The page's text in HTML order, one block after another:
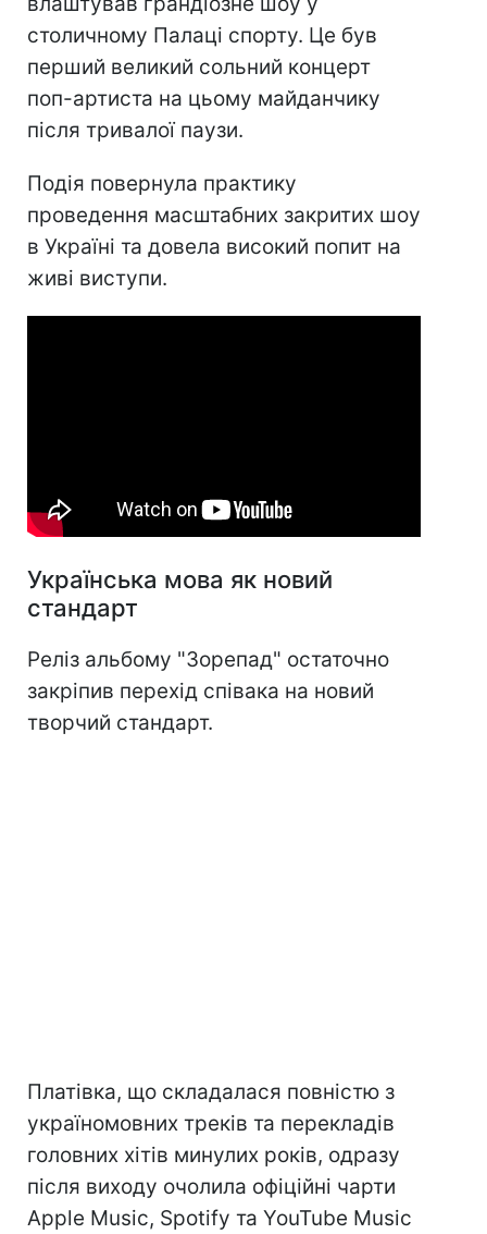
столичному Палаці спорту. Це був
перший великий сольний концерт
поп-артиста на цьому майданчику
після тривалої паузи.
Подія повернула практику
проведення масштабних закритих шоу
в Україні та довела високий попит на
живі виступи.
Українська мова як новий
стандарт
Реліз альбому "Зорепад" остаточно
закріпив перехід співака на новий
творчий стандарт.
Платівка, що складалася повністю з
україномовних треків та перекладів
головних хітів минулих років, одразу
після виходу очолила офіційні чарти
Apple Music, Spotify та YouTube Music